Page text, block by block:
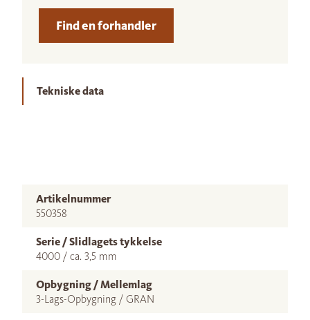
Find en forhandler
Tekniske data
Artikelnummer
550358
Serie / Slidlagets tykkelse
4000 / ca. 3,5 mm
Opbygning / Mellemlag
3-Lags-Opbygning / GRAN